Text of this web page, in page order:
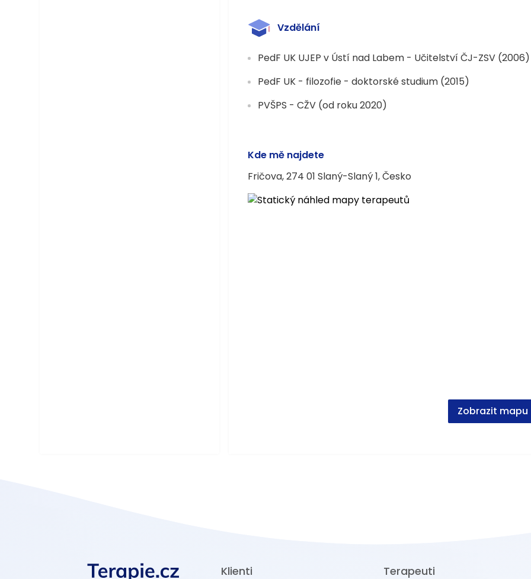
Vzdělání
PedF UK UJEP v Ústí nad Labem - Učitelství ČJ-ZSV (2006)
PedF UK - filozofie - doktorské studium (2015)
PVŠPS - CŽV (od roku 2020)
Kde mě najdete
Fričova, 274 01 Slaný-Slaný 1, Česko
Zobrazit mapu
Klienti Terapeuti